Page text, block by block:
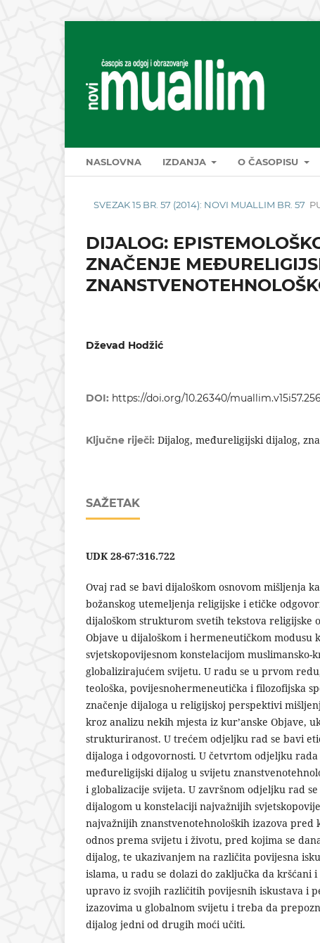
NASLOVNA IZDANJA O ČASOPISU
SVEZAK 15 BR. 57 (2014): NOVI MUALLIM BR. 57
DIJALOG:
ZNAČENJE
Dževad Hodžić
DOI: https://doi.org/10.26340/muallim.v15i57.256
Ključne riječi: Dijalog, međureligijski dijalog,
SAŽETAK
UDK 28-67:316.722
Ovaj rad se bavi dijaloškom osnovom mišljenja
božanskog utemeljenja religijske i etičke
dijaloškom strukturom svetih tekstova religijske
Objave u dijaloškom i hermeneutičkom modusu
svjetskopovijesnom konstelacijom muslimansko-
globalizirajućem svijetu. U radu se u prvom
teološka, povijesnohermeneutička i filozofijska
značenje dijaloga u religijskoj perspektivi
kroz analizu nekih mjesta iz kur’anske Objave,
strukturiranost. U trećem odjeljku rad se bavi
dijaloga i odgovornosti. U četvrtom odjeljku
međureligijski dijalog u svijetu
i globalizacije svijeta. U završnom odjeljku rad
dijalogom u konstelaciji najvažnijih
najvažnijih znanstvenotehnoloških izazova pred
odnos prema svijetu i životu, pred kojima se
dijalog, te ukazivanjem na različita povijesna
islama, u radu se dolazi do zaključka da kršćani
upravo iz svojih različitih povijesnih iskustava i
izazovima u globalnom svijetu i treba da
dijalog jedni od drugih moći učiti.